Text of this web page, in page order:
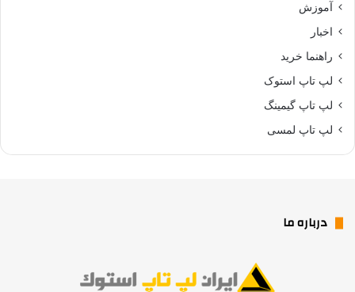
آموزش
اخبار
راهنما خرید
لپ تاپ استوک
لپ تاپ گیمینگ
لپ تاپ لمسی
درباره ما